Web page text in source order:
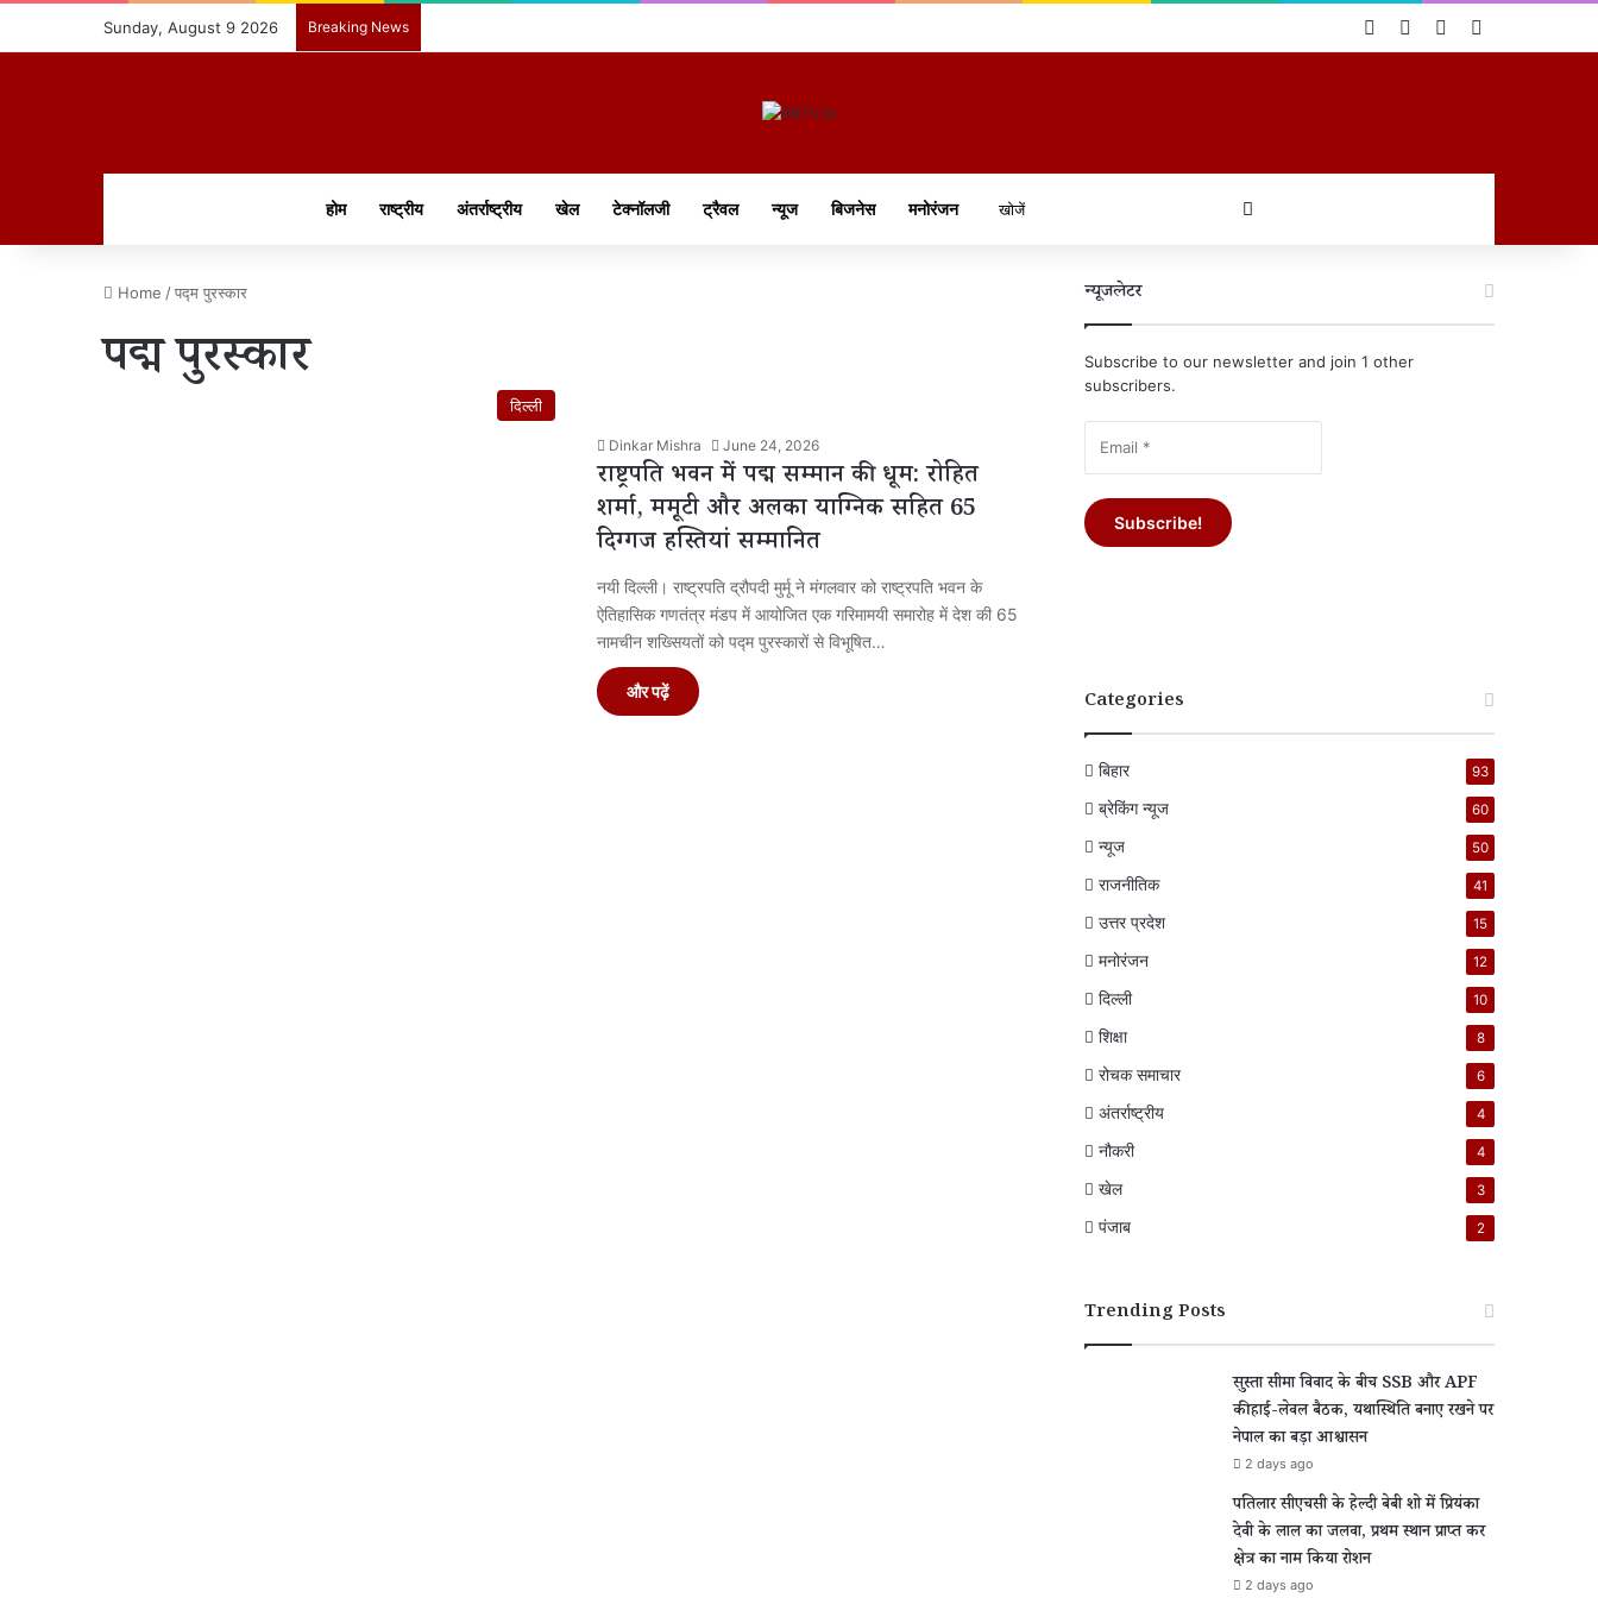
Sunday, August 9 2026 Breaking News Log InRandom Article
Sidebar
होम राष्ट्रीय अंतर्राष्ट्रीय खेल टेक्नॉलजी ट्रैवल न्यूज बिजनेस मनोरंजन
Home /पद्म पुरस्कार
पद्म पुरस्कार
दिल्ली
Dinkar Mishra June 24, 2026
राष्ट्रपति भवन में पद्म सम्मान की धूम: रोहित
शर्मा, ममूटी और अलका याग्निक सहित 65
दिग्गज हस्तियां सम्मानित
नयी दिल्ली। राष्ट्रपति द्रौपदी मुर्मू ने मंगलवार को राष्ट्रपति भवन के
ऐतिहासिक गणतंत्र मंडप में आयोजित एक गरिमामयी समारोह में देश की 65
नामचीन शख्सियतों को पद्म पुरस्कारों से विभूषित…
और पढ़ें
न्यूजलेटर
Subscribe to our newsletter and join 1 other
subscribers.
Categories
बिहार 93
ब्रेकिंग न्यूज 60
न्यूज 50
राजनीतिक 41
उत्तर प्रदेश 15
मनोरंजन 12
दिल्ली 10
शिक्षा 8
रोचक समाचार 6
अंतर्राष्ट्रीय 4
नौकरी 4
खेल 3
पंजाब 2
Trending Posts
सुस्ता सीमा विवाद के बीच SSB और APF
की हाई-लेवल बैठक, यथास्थिति बनाए रखने पर
नेपाल का बड़ा आश्वासन
2 days ago
पतिलार सीएचसी के हेल्दी बेबी शो में प्रियंका
देवी के लाल का जलवा, प्रथम स्थान प्राप्त कर
क्षेत्र का नाम किया रोशन
2 days ago